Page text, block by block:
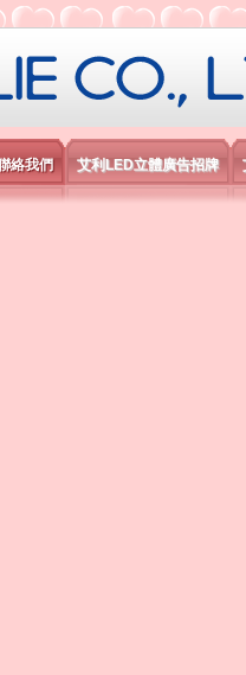
限公司
絡我們 艾利LED立體廣告招牌